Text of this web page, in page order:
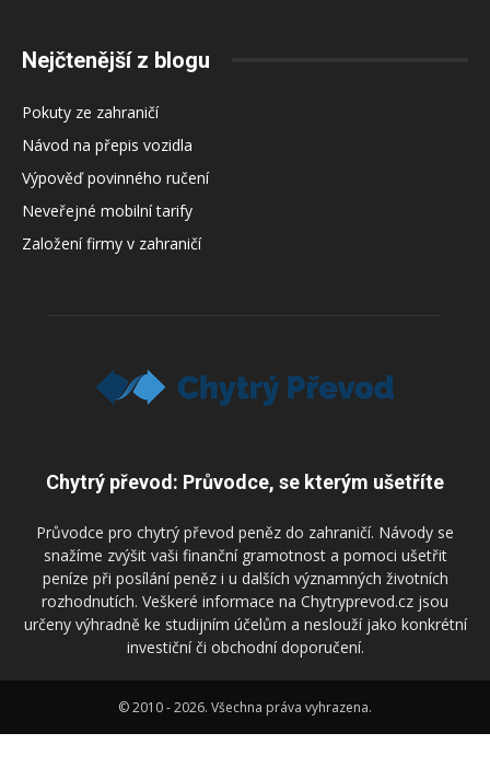
Nejčtenější z blogu
Pokuty ze zahraničí
Návod na přepis vozidla
Výpověď povinného ručení
Neveřejné mobilní tarify
Založení firmy v zahraničí
Chytrý převod: Průvodce, se kterým ušetříte
Průvodce pro chytrý převod peněz do zahraničí. Návody se
snažíme zvýšit vaši finanční gramotnost a pomoci ušetřit
peníze při posílání peněz i u dalších významných životních
rozhodnutích. Veškeré informace na Chytryprevod.cz jsou
určeny výhradně ke studijním účelům a neslouží jako konkrétní
investiční či obchodní doporučení.
© 2010 - 2026. Všechna práva vyhrazena.